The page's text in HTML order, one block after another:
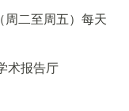
二至周五） 每天
术报告厅